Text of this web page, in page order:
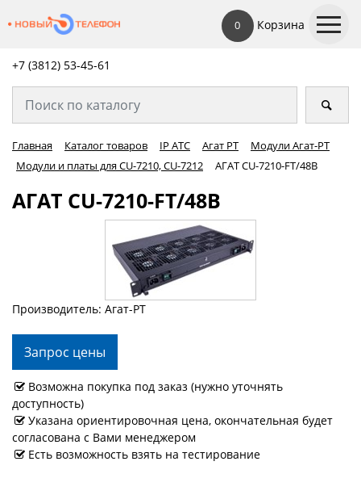
0 Корзина
+7 (3812) 53-45-61
Главная Каталог товаров IP АТС Агат РТ
Модули Агат-РТ
Модули и платы для CU-7210, CU-7212
АГАТ CU-7210-FT/48В
АГАТ CU-7210-FT/48В
Производитель: Агат-РТ
Запрос цены
Возможна покупка под заказ (нужно уточнять
доступность)
Указана ориентировочная цена, окончательная будет
согласована с Вами менеджером
Есть возможность взять на тестирование